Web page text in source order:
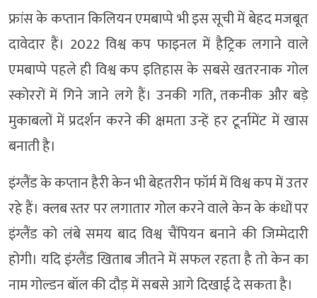
फ्रांस के कप्तान किलियन एमबाप्पे भी इस सूची में बेहद मजबूत
दावेदार हैं। 2022 विश्व कप फाइनल में हैट्रिक लगाने वाले
एमबाप्पे पहले ही विश्व कप इतिहास के सबसे खतरनाक गोल
स्कोररों में गिने जाने लगे हैं। उनकी गति, तकनीक और बड़े
मुकाबलों में प्रदर्शन करने की क्षमता उन्हें हर टूर्नामेंट में खास
बनाती है।
इंग्लैंड के कप्तान हैरी केन भी बेहतरीन फॉर्म में विश्व कप में उतर
रहे हैं। क्लब स्तर पर लगातार गोल करने वाले केन के कंधों पर
इंग्लैंड को लंबे समय बाद विश्व चैंपियन बनाने की जिम्मेदारी
होगी। यदि इंग्लैंड खिताब जीतने में सफल रहता है तो केन का
नाम गोल्डन बॉल की दौड़ में सबसे आगे दिखाई दे सकता है।